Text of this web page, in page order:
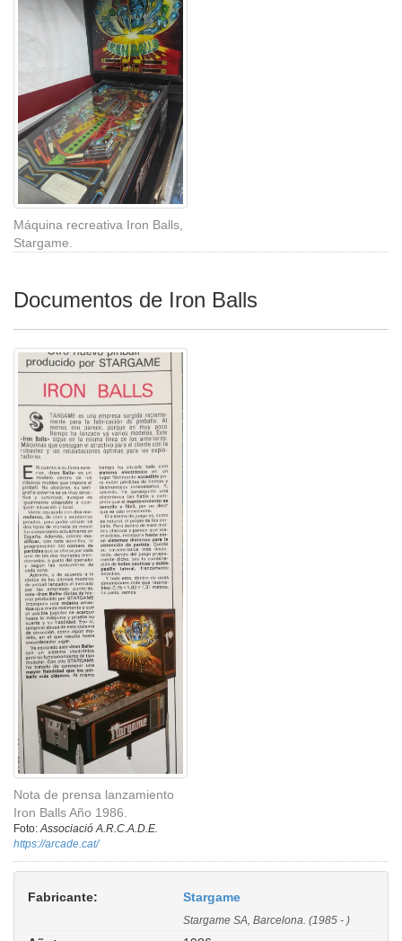
Máquina recreativa Iron Balls,
Stargame.
Documentos de Iron Balls
Nota de prensa lanzamiento
Iron Balls Año 1986.
Foto: Associació A.R.C.A.D.E.
https://arcade.cat/
Fabricante: Stargame
Stargame SA, Barcelona. (1985 - )